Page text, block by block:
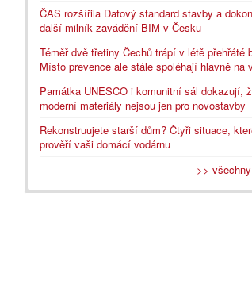
ČAS rozšířila Datový standard stavby a
další milník zavádění BIM v Česku
Téměř dvě třetiny Čechů trápí v létě přehřáté
Místo prevence ale stále spoléhají hlavně na
Památka UNESCO i komunitní sál dokazují,
moderní materiály nejsou jen pro novostavby
Rekonstruujete starší dům? Čtyři situace,
prověří vaši domácí vodárnu
>>